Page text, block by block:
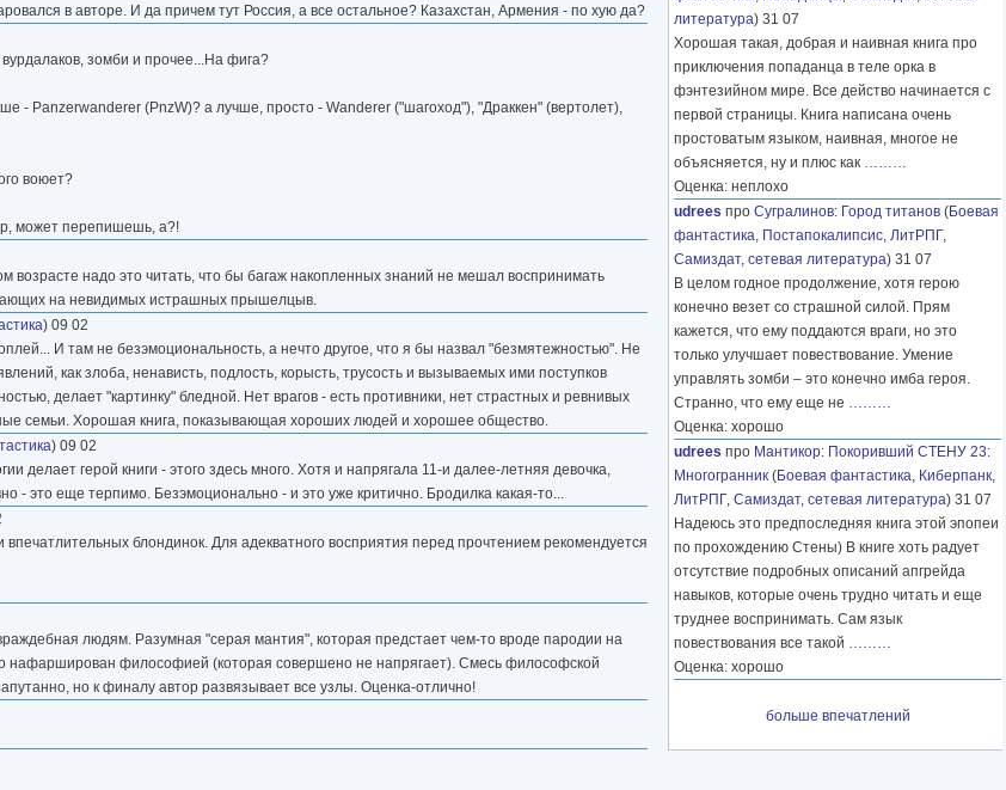
в авторе. И да причем тут Россия, а все остальное? Казахстан, Армения - по хую да?
зомби и прочее...На фига?
- Panzerwanderer (PnzW)? а лучше, просто - Wanderer ("шагоход"), "Драккен" (вертолет),
воюет?
может перепишешь, а?!
возрасте надо это читать, что бы багаж накопленных знаний не мешал воспринимать
на невидимых истрашных прышелцыв.
) 09 02
И там не безэмоциональность, а нечто другое, что я бы назвал "безмятежностью". Не
как злоба, ненависть, подлость, корысть, трусость и вызываемых ими поступков
делает "картинку" бледной. Нет врагов - есть противники, нет страстных и ревнивых
семьи. Хорошая книга, показывающая хороших людей и хорошее общество.
) 09 02
делает герой книги - этого здесь много. Хотя и напрягала 11-и далее-летняя девочка,
- это еще терпимо. Безэмоционально - и это уже критично. Бродилка какая-то...
блондинок. Для адекватного восприятия перед прочтением рекомендуется
людям. Разумная "серая мантия", которая предстает чем-то вроде пародии на
нафарширован философией (которая совершено не напрягает). Смесь философской
но к финалу автор развязывает все узлы. Оценка-отлично!
литература) 31 07
Хорошая такая, добрая и наивная книга про
приключения попаданца в теле орка в
фэнтезийном мире. Все действо начинается с
первой страницы. Книга написана очень
простоватым языком, наивная, многое не
объясняется, ну и плюс как ………
Оценка: неплохо
udrees про Сугралинов: Город титанов (Боевая
фантастика, Постапокалипсис, ЛитРПГ,
Самиздат, сетевая литература) 31 07
В целом годное продолжение, хотя герою
конечно везет со страшной силой. Прям
кажется, что ему поддаются враги, но это
только улучшает повествование. Умение
управлять зомби – это конечно имба героя.
Странно, что ему еще не ………
Оценка: хорошо
udrees про Мантикор: Покоривший СТЕНУ 23:
Многогранник (Боевая фантастика, Киберпанк,
ЛитРПГ, Самиздат, сетевая литература) 31 07
Надеюсь это предпоследняя книга этой эпопеи
по прохождению Стены) В книге хоть радует
отсутствие подробных описаний апгрейда
навыков, которые очень трудно читать и еще
труднее воспринимать. Сам язык
повествования все такой ………
Оценка: хорошо
больше впечатлений